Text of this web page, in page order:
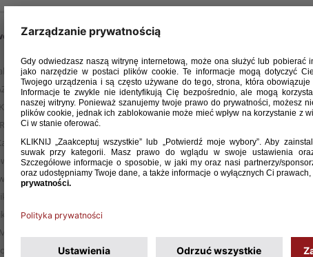
UJ Kraków)
Bielsko-Biała)
Łęczna)
Łęczna)
Konin)
Olsztyn)